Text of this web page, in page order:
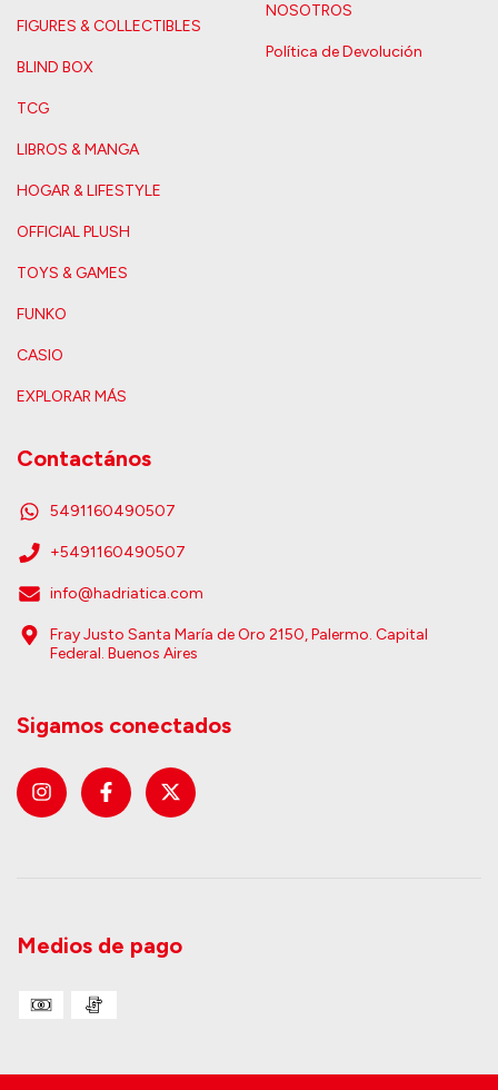
FIGURES & COLLECTIBLES
BLIND BOX
TCG
LIBROS & MANGA
HOGAR & LIFESTYLE
OFFICIAL PLUSH
TOYS & GAMES
FUNKO
CASIO
EXPLORAR MÁS
NOSOTROS
Política de Devolución
Contactános
5491160490507
+5491160490507
info@hadriatica.com
Fray Justo Santa María de Oro 2150, Palermo. Capital
Federal. Buenos Aires
Sigamos conectados
Medios de pago